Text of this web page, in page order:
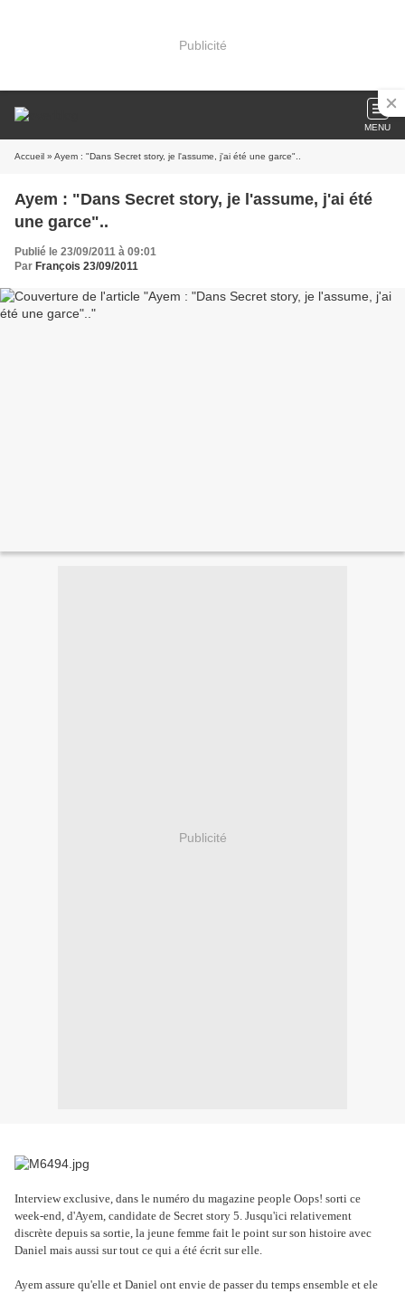
Publicité
MENU
Accueil » Ayem : "Dans Secret story, je l'assume, j'ai été une garce"..
Ayem : "Dans Secret story, je l'assume, j'ai été
une garce"..
Publié le 23/09/2011 à 09:01
Par François 23/09/2011
Publicité
Interview exclusive, dans le numéro du magazine people Oops! sorti ce
week-end, d'Ayem, candidate de Secret story 5. Jusqu'ici relativement
discrète depuis sa sortie, la jeune femme fait le point sur son histoire avec
Daniel mais aussi sur tout ce qui a été écrit sur elle.
Ayem assure qu'elle et Daniel ont envie de passer du temps ensemble et ele